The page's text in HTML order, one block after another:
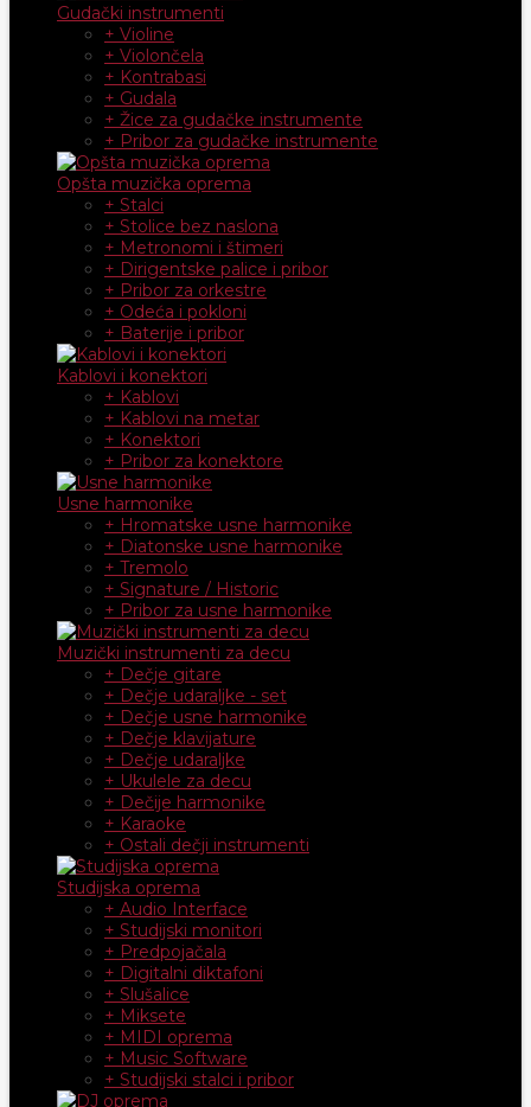
Gudački instrumenti
+ Violine
+ Violončela
+ Kontrabasi
+ Gudala
+ Žice za gudačke instrumente
+ Pribor za gudačke instrumente
Opšta muzička oprema
+ Stalci
+ Stolice bez naslona
+ Metronomi i štimeri
+ Dirigentske palice i pribor
+ Pribor za orkestre
+ Odeća i pokloni
+ Baterije i pribor
Kablovi i konektori
+ Kablovi
+ Kablovi na metar
+ Konektori
+ Pribor za konektore
Usne harmonike
+ Hromatske usne harmonike
+ Diatonske usne harmonike
+ Tremolo
+ Signature / Historic
+ Pribor za usne harmonike
Muzički instrumenti za decu
+ Dečje gitare
+ Dečje udaraljke - set
+ Dečje usne harmonike
+ Dečje klavijature
+ Dečje udaraljke
+ Ukulele za decu
+ Dečije harmonike
+ Karaoke
+ Ostali dečji instrumenti
Studijska oprema
+ Audio Interface
+ Studijski monitori
+ Predpojačala
+ Digitalni diktafoni
+ Slušalice
+ Miksete
+ MIDI oprema
+ Music Software
+ Studijski stalci i pribor